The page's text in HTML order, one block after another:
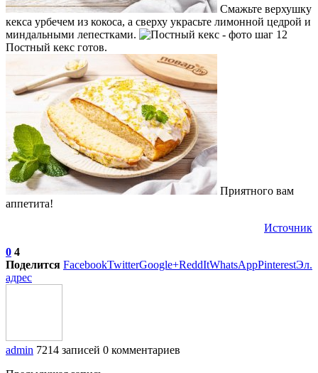
Смажьте верхушку
кекса урбечем из кокоса, а сверху украсьте лимонной цедрой и
миндальными лепестками.
Постный кекс готов.
Приятного вам
аппетита!
Источник
0 4
Поделится FacebookTwitterGoogle+ReddItWhatsAppPinterestЭл.
адрес
admin 7214 записей 0 комментариев